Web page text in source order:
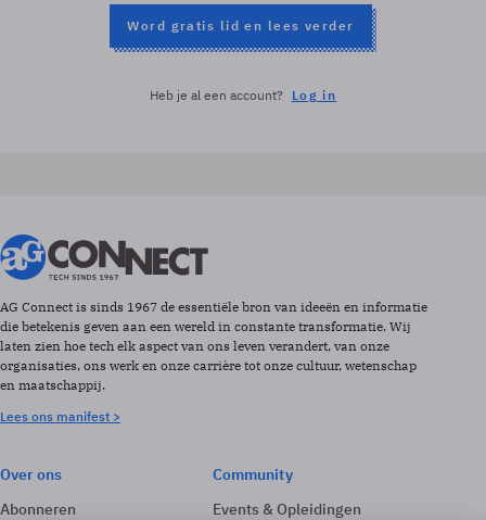
Word gratis lid en lees verder
Heb je al een account? Log in
AG Connect is sinds 1967 de essentiële bron van ideeën en informatie
die betekenis geven aan een wereld in constante transformatie. Wij
laten zien hoe tech elk aspect van ons leven verandert, van onze
organisaties, ons werk en onze carrière tot onze cultuur, wetenschap
en maatschappij.
Lees ons manifest >
Over ons
Abonneren
Community
Events & Opleidingen